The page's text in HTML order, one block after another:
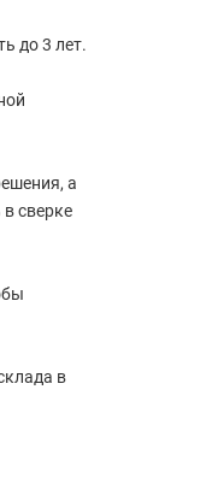
до 3 лет.
а
сверке
в